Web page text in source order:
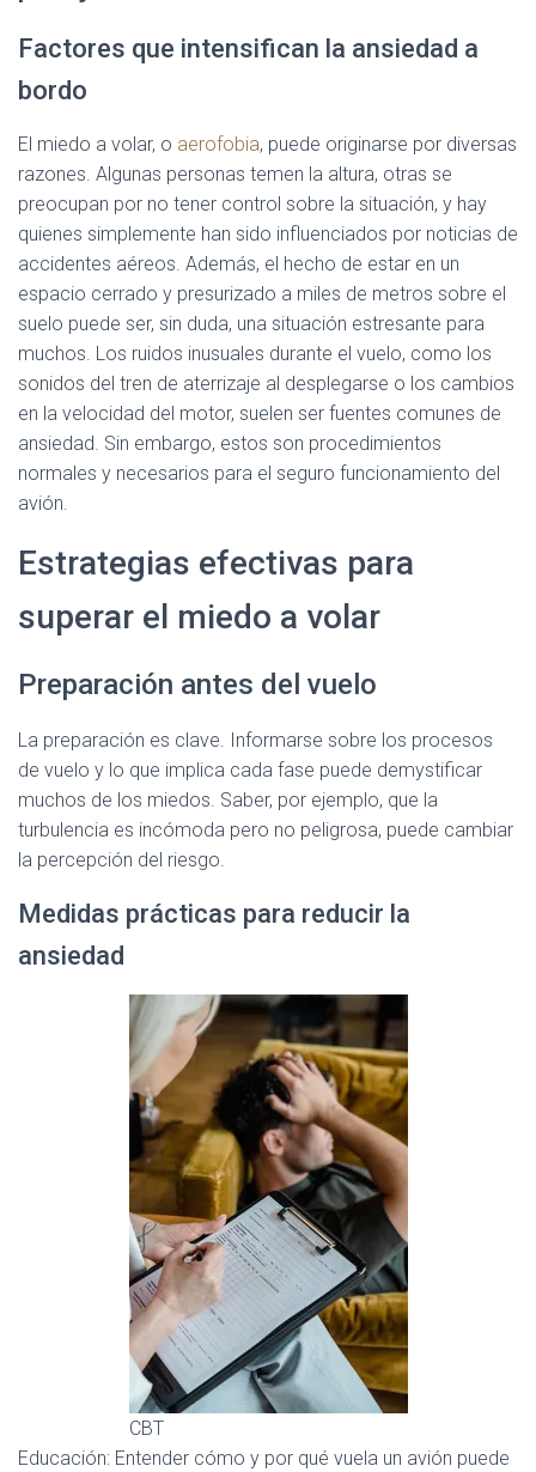
Factores que intensifican la ansiedad a
bordo
El miedo a volar, o aerofobia, puede originarse por diversas
razones. Algunas personas temen la altura, otras se
preocupan por no tener control sobre la situación, y hay
quienes simplemente han sido influenciados por noticias de
accidentes aéreos. Además, el hecho de estar en un
espacio cerrado y presurizado a miles de metros sobre el
suelo puede ser, sin duda, una situación estresante para
muchos. Los ruidos inusuales durante el vuelo, como los
sonidos del tren de aterrizaje al desplegarse o los cambios
en la velocidad del motor, suelen ser fuentes comunes de
ansiedad. Sin embargo, estos son procedimientos
normales y necesarios para el seguro funcionamiento del
avión.
Estrategias efectivas para
superar el miedo a volar
Preparación antes del vuelo
La preparación es clave. Informarse sobre los procesos
de vuelo y lo que implica cada fase puede demystificar
muchos de los miedos. Saber, por ejemplo, que la
turbulencia es incómoda pero no peligrosa, puede cambiar
la percepción del riesgo.
Medidas prácticas para reducir la
ansiedad
CBT
Educación: Entender cómo y por qué vuela un avión puede